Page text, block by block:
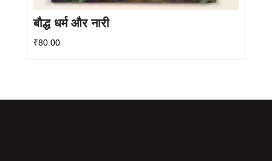
बौद्ध धर्म और नारी
₹80.00